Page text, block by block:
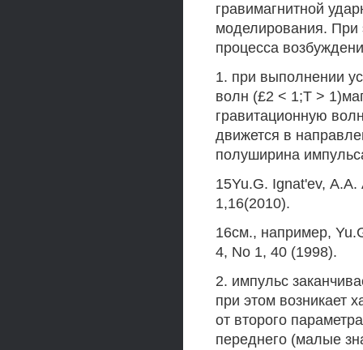
гравимагнитной
моделирования. При
процесса
1. при выполнении
волн (£2 < 1;Т >
гравитационную
движется в
полуширина
15Yu.G. Ignat'ev, А.А.
1,16(2010).
16см., например,
4, No 1, 40 (1998).
2. импульс
при этом возникает
от второго
переднего (малые